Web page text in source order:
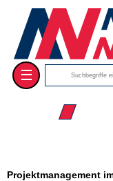
☰
☰ 2026
Projektmanagement